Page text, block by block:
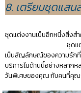
8. เตรียมชุดแสน
ชุดแต่งงานเป็นอีกห
ชุดแต่งงานของบ่า
เป็นสัญลักษณ์ของค
บริการในด้านนี้อย่างหลากห
วันพิเศษของคุณ กับคนที่คุ